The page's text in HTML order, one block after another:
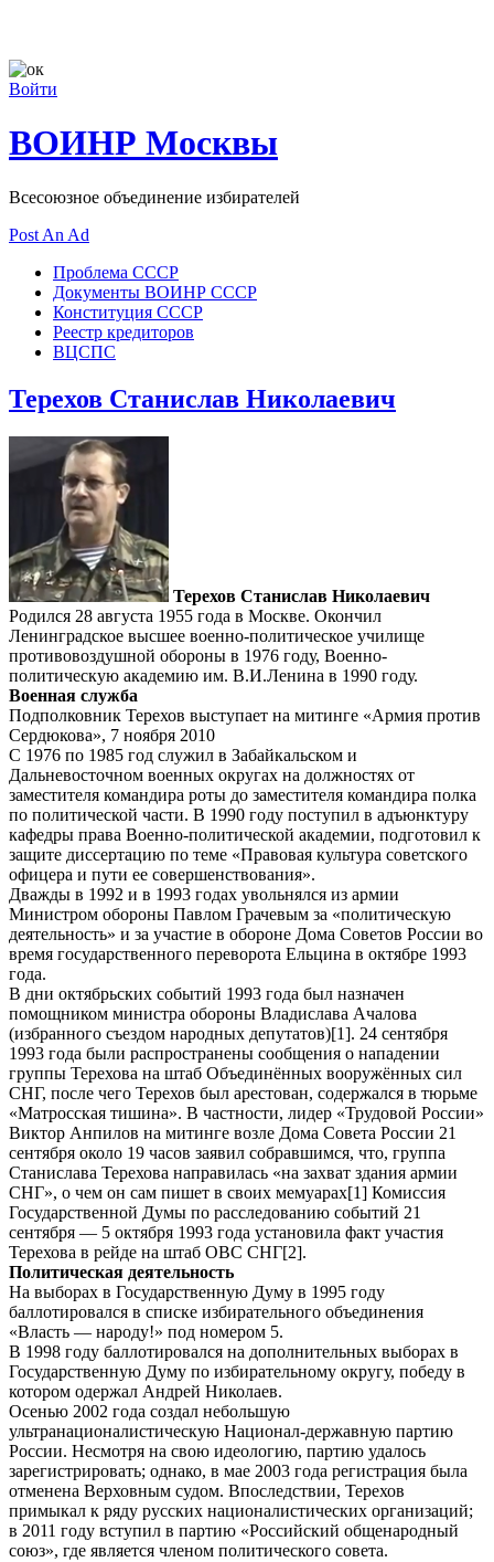
Войти
ВОИНР Москвы
Всесоюзное объединение избирателей
Post An Ad
Проблема СССР
Документы ВОИНР СССР
Конституция СССР
Реестр кредиторов
ВЦСПС
Терехов Станислав Николаевич
Терехов Станислав Николаевич
Родился 28 августа 1955 года в Москве. Окончил
Ленинградское высшее военно-политическое училище
противовоздушной обороны в 1976 году, Военно-
политическую академию им. В.И.Ленина в 1990 году.
Военная служба
Подполковник Терехов выступает на митинге «Армия против
Сердюкова», 7 ноября 2010
С 1976 по 1985 год служил в Забайкальском и
Дальневосточном военных округах на должностях от
заместителя командира роты до заместителя командира полка
по политической части. В 1990 году поступил в адъюнктуру
кафедры права Военно-политической академии, подготовил к
защите диссертацию по теме «Правовая культура советского
офицера и пути ее совершенствования».
Дважды в 1992 и в 1993 годах увольнялся из армии
Министром обороны Павлом Грачевым за «политическую
деятельность» и за участие в обороне Дома Советов России во
время государственного переворота Ельцина в октябре 1993
года.
В дни октябрьских событий 1993 года был назначен
помощником министра обороны Владислава Ачалова
(избранного съездом народных депутатов)[1]. 24 сентября
1993 года были распространены сообщения о нападении
группы Терехова на штаб Объединённых вооружённых сил
СНГ, после чего Терехов был арестован, содержался в тюрьме
«Матросская тишина». В частности, лидер «Трудовой России»
Виктор Анпилов на митинге возле Дома Совета России 21
сентября около 19 часов заявил собравшимся, что, группа
Станислава Терехова направилась «на захват здания армии
СНГ», о чем он сам пишет в своих мемуарах[1] Комиссия
Государственной Думы по расследованию событий 21
сентября — 5 октября 1993 года установила факт участия
Терехова в рейде на штаб ОВС СНГ[2].
Политическая деятельность
На выборах в Государственную Думу в 1995 году
баллотировался в списке избирательного объединения
«Власть — народу!» под номером 5.
В 1998 году баллотировался на дополнительных выборах в
Государственную Думу по избирательному округу, победу в
котором одержал Андрей Николаев.
Осенью 2002 года создал небольшую
ультранационалистическую Национал-державную партию
России. Несмотря на свою идеологию, партию удалось
зарегистрировать; однако, в мае 2003 года регистрация была
отменена Верховным судом. Впоследствии, Терехов
примыкал к ряду русских националистических организаций;
в 2011 году вступил в партию «Российский общенародный
союз», где является членом политического совета.